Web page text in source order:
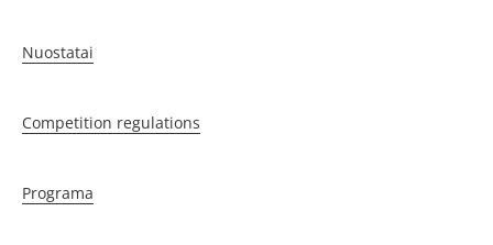
Nuostatai
Competition regulations
Programa